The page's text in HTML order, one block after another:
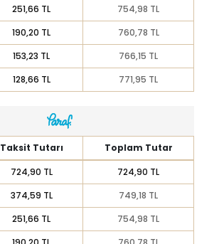
251,66 TL
754,98 TL
190,20 TL
760,78 TL
153,23 TL
766,15 TL
128,66 TL 771,95 TL
Taksit Tutarı
Toplam Tutar
724,90 TL
724,90 TL
374,59 TL
749,18 TL
251,66 TL
754,98 TL